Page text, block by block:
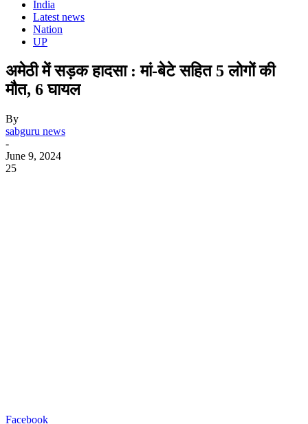
India
Latest news
Nation
UP
अमेठी में सड़क हादसा : मां-बेटे सहित 5 लोगों की
मौत, 6 घायल
By
sabguru news
-
June 9, 2024
25
Facebook